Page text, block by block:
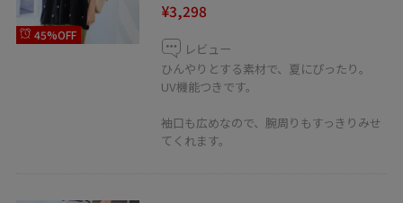
45%OFF
¥3,298
レビュー
ひんやりとする素材で、夏にぴったり。
UV機能つきです。
袖口も広めなので、腕周りもすっきりみせ
てくれます。